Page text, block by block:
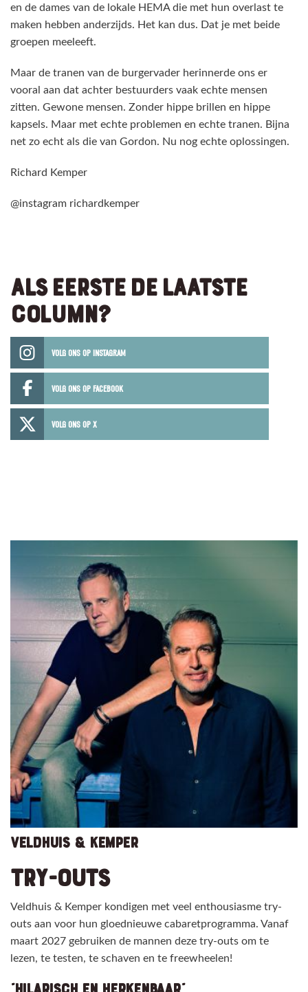
en de dames van de lokale HEMA die met hun overlast te
maken hebben anderzijds. Het kan dus. Dat je met beide
groepen meeleeft.
Maar de tranen van de burgervader herinnerde ons er
vooral aan dat achter bestuurders vaak echte mensen
zitten. Gewone mensen. Zonder hippe brillen en hippe
kapsels. Maar met echte problemen en echte tranen. Bijna
net zo echt als die van Gordon. Nu nog echte oplossingen.
Richard Kemper
@instagram richardkemper
ALS EERSTE DE LAATSTE
COLUMN?
VOLG ONS OP INSTAGRAM
VOLG ONS OP FACEBOOK
VOLG ONS OP X
VELDHUIS & KEMPER
TRY-OUTS
Veldhuis & Kemper kondigen met veel enthousiasme try-
outs aan voor hun gloednieuwe cabaretprogramma. Vanaf
maart 2027 gebruiken de mannen deze try-outs om te
lezen, te testen, te schaven en te freewheelen!